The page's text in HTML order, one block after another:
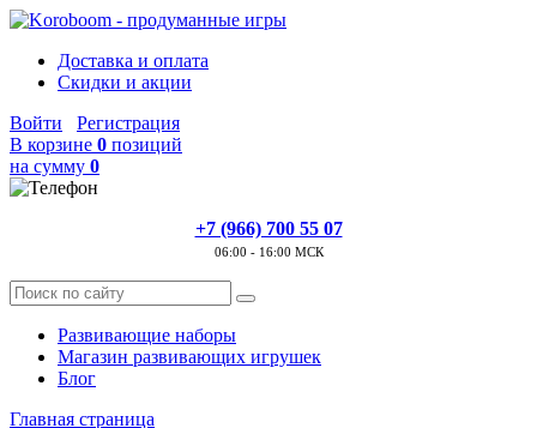
Доставка и оплата
Скидки и акции
Войти
Регистрация
В корзине 0 позиций
на сумму 0
+7 (966) 700 55 07
06:00 - 16:00 МСК
Развивающие наборы
Магазин развивающих игрушек
Блог
Главная страница